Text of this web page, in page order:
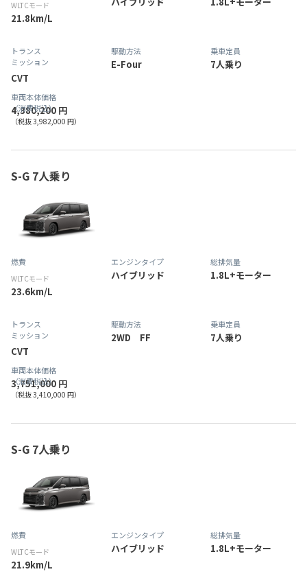
WLTCモード
21.8km/L
トランス
ミッション
CVT
駆動方法
E-Four
乗車定員
7人乗り
車両本体価格
（消費税込）
4,380,200 円
（税抜 3,982,000 円）
S-G 7人乗り
燃費
WLTCモード
23.6km/L
エンジンタイプ
ハイブリッド
総排気量
1.8L+モーター
トランス
ミッション
CVT
駆動方法
2WD FF
乗車定員
7人乗り
車両本体価格
（消費税込）
3,751,000 円
（税抜 3,410,000 円）
S-G 7人乗り
燃費
WLTCモード
21.9km/L
エンジンタイプ
ハイブリッド
総排気量
1.8L+モーター